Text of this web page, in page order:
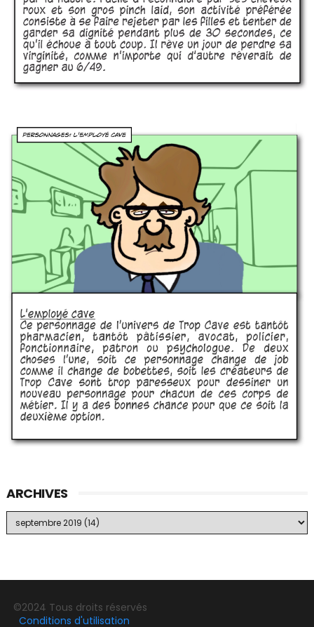
ARCHIVES
©2024 Tous droits réservés
Conditions d'utilisation